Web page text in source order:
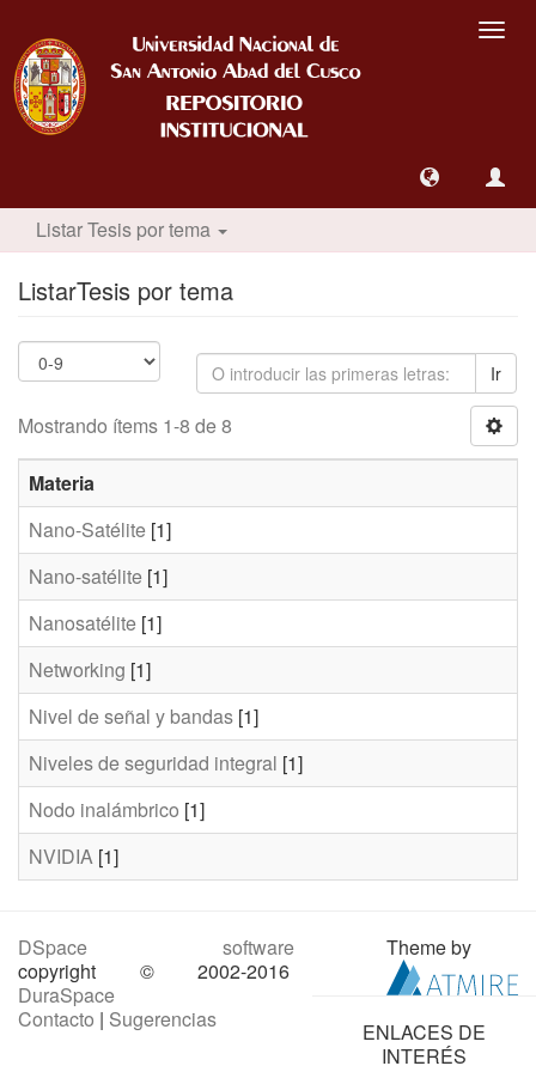
Listar Tesis por tema
ListarTesis por tema
Ir
Mostrando ítems 1-8 de 8
Materia
Nano-Satélite [1]
Nano-satélite [1]
Nanosatélite [1]
Networking [1]
Nivel de señal y bandas [1]
Niveles de seguridad integral [1]
Nodo inalámbrico [1]
NVIDIA [1]
DSpace software
copyright © 2002-2016
DuraSpace
Contacto | Sugerencias
Theme by
ENLACES DE
INTERÉS